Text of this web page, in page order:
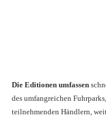
Die Editionen umfassen
des umfangreichen
teilnehmenden Händlern,